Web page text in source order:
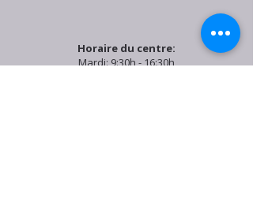
Horaire du centre:
Mardi: 9:30h - 16:30h